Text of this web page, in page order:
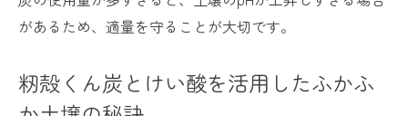
があるため、適量を守ることが大切です。
籾殻くん炭とけい酸を活用したふかふ